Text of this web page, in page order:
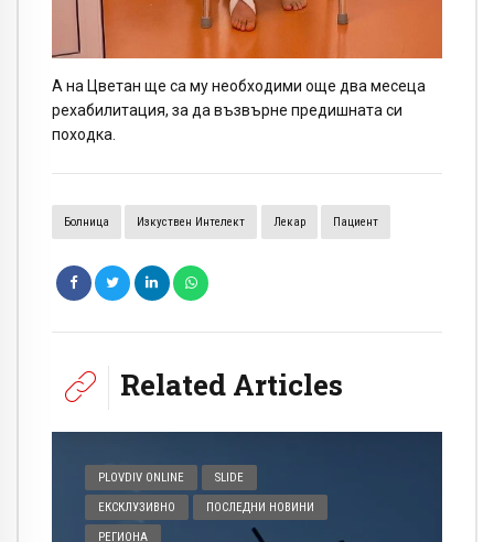
А на Цветан ще са му необходими още два месеца
рехабилитация, за да възвърне предишната си
походка.
Болница Изкуствен Интелект Лекар Пациент
Related Articles
PLOVDIV ONLINE SLIDE
ЕКСКЛУЗИВНО ПОСЛЕДНИ НОВИНИ
РЕГИОНА